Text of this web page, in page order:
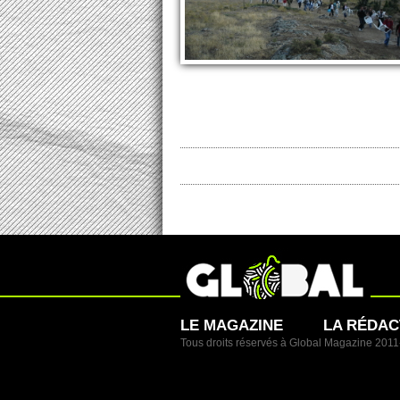
LE MAGAZINE LA
Tous droits réservés à Global Magazine